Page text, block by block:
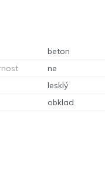
beton
ne
lesklý
obklad